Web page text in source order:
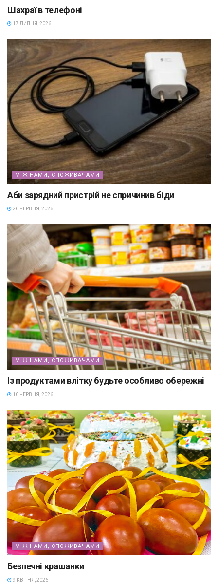
Шахраї в телефоні
17 ЛИПНЯ, 2026
МІЖ НАМИ, СПОЖИВАЧАМИ
Аби зарядний пристрій не спричинив біди
26 ЧЕРВНЯ, 2026
МІЖ НАМИ, СПОЖИВАЧАМИ
Із продуктами влітку будьте особливо обережні
10 ЧЕРВНЯ, 2026
МІЖ НАМИ, СПОЖИВАЧАМИ
Безпечні крашанки
9 КВІТНЯ, 2026